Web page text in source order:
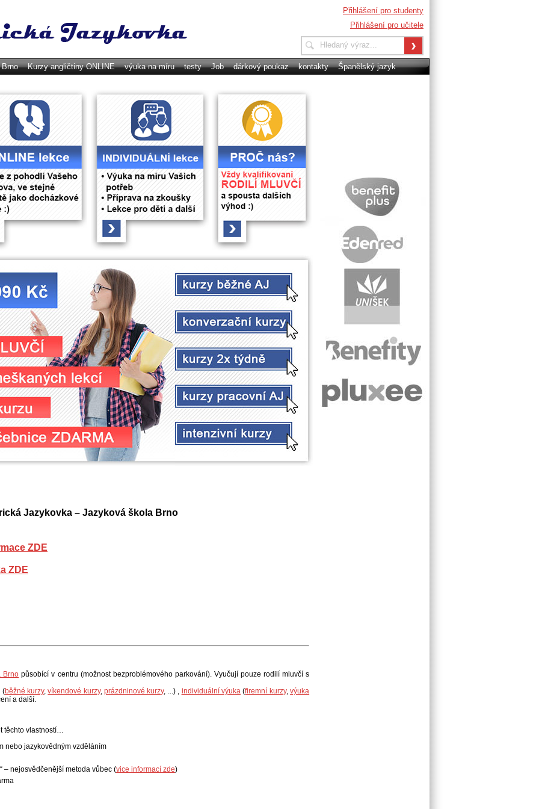
Jazykovka – Jazyková škola Brno
ZDE
ZDE
Brno působící v centru (možnost bezproblémového parkování). Vyučují pouze rodilí mluvčí s
(běžné kurzy,víkendové kurzy,prázdninové kurzy, ...) , individuální výuka(firemní kurzy,výuka
a další.
těchto vlastností…
nebo jazykovědným vzděláním
– nejosvědčenější metoda vůbec (vice informací zde)
Přihlášení pro studenty
Přihlášení pro učitele
Kurzy angličtiny ONLINE výuka na míru testy Job dárkový poukaz kontakty Španělský jazyk